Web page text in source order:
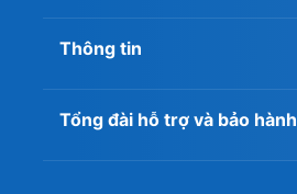
Thông tin
Tổng đài hỗ trợ và bảo hành